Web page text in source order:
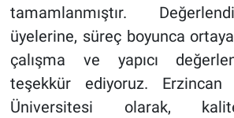
tamamlanmıştır.
üyelerine, süreç boyunca
çalışma ve yapıcı
teşekkür ediyoruz. Erzincan
Üniversitesi olarak,